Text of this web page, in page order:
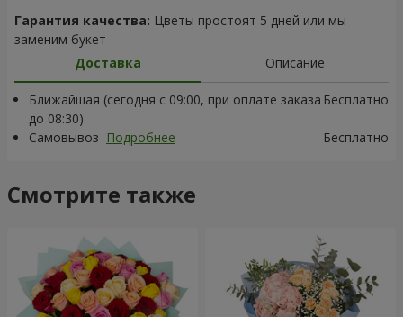
Гарантия качества: Цветы простоят 5 дней или мы
заменим букет
Доставка
Описание
Ближайшая (сегодня с 09:00, при оплате заказа
до 08:30)
Бесплатно
Самовывоз Подробнее Бесплатно
Смотрите также